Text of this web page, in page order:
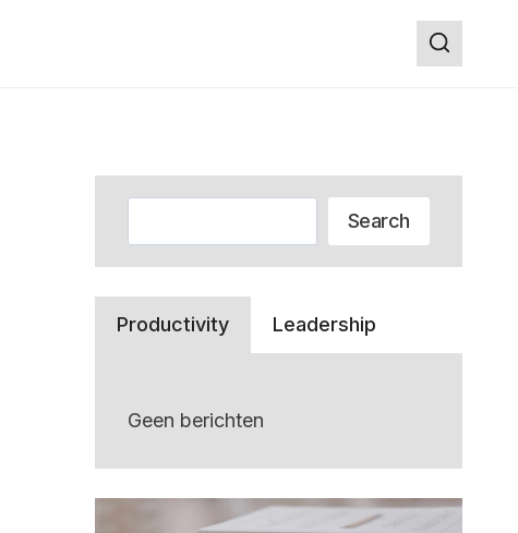
Search
Productivity Leadership
Geen berichten